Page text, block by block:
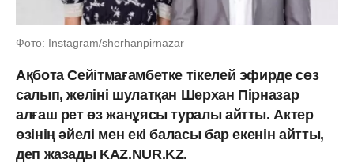
Фото: Instagram/sherhanpirnazar
Ақбота Сейітмағамбетке тікелей эфирде сөз
салып, желіні шулатқан Шерхан Пірназар
алғаш рет өз жанұясы туралы айтты. Актер
өзінің әйелі мен екі баласы бар екенін айтты,
деп жазады KAZ.NUR.KZ.